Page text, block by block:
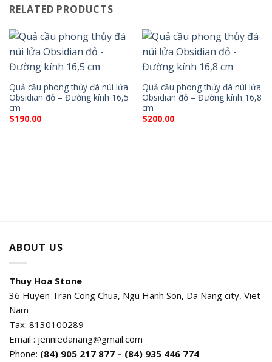
RELATED PRODUCTS
Quả cầu phong thủy đá núi lửa
Obsidian đỏ – Đường kính 16,5
cm
$190.00
Quả cầu phong thủy đá núi lửa
Obsidian đỏ – Đường kính 16,8
cm
$200.00
ABOUT US
Thuy Hoa Stone
36 Huyen Tran Cong Chua, Ngu Hanh Son, Da Nang city, Viet
Nam
Tax: 8130100289
Email : jenniedanang@gmail.com
Phone: (84) 905 217 877 – (84) 935 446 774